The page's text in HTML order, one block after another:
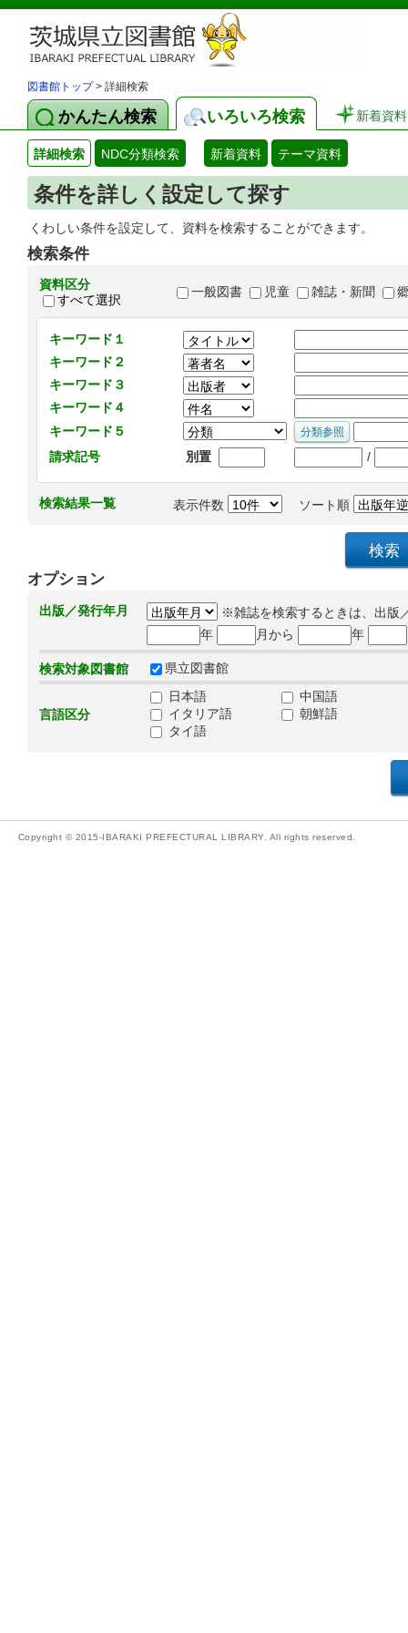
図書館トップ> 詳細検索
かんたん検索 いろいろ検索 新着資料
詳細検索 NDC分類検索 新着資料 テーマ資料
条件を詳しく設定して探す
くわしい条件を設定して、資料を検索することができます。
検索条件
資料区分
すべて選択
一般図書 児童 雑誌・新聞
キーワード１
キーワード２
キーワード３
キーワード４
キーワード５
請求記号
別置 /
検索結果一覧 表示件数 ソート順
オプション
出版／発行年月
※雑誌を検索するときは、出版
年
月から 年
検索対象図書館 県立図書館
言語区分
日本語
中国語
イタリア語
朝鮮語
タイ語
Copyright © 2015-IBARAKI PREFECTURAL LIBRARY. All rights reserved.